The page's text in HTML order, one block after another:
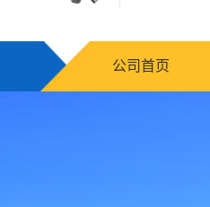
公司首页